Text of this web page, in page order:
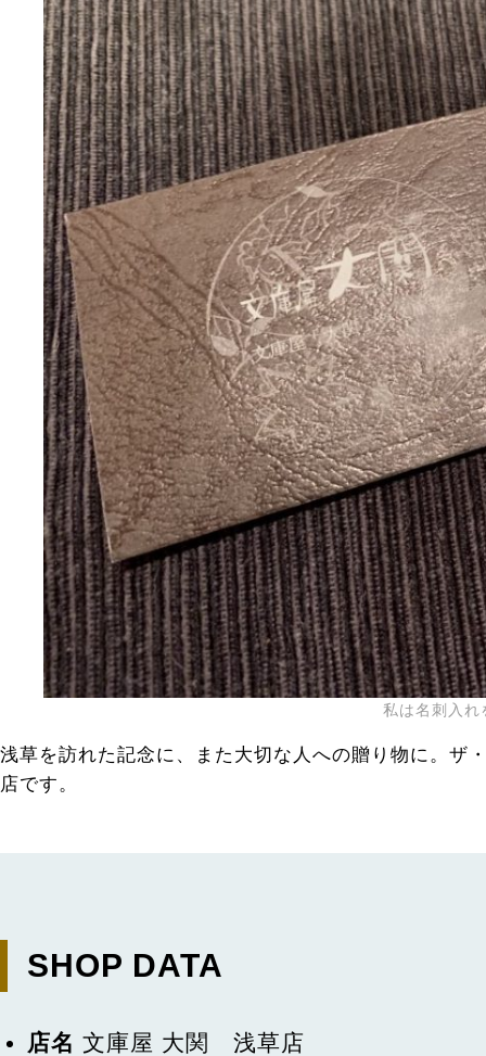
私は名刺入れ
浅草を訪れた記念に、また大切な人への贈り物に。ザ
店です。
SHOP DATA
店名 文庫屋 大関 浅草店